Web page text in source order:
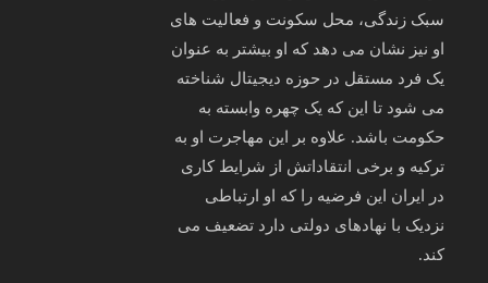
سبک زندگی، محل سکونت و فعالیت‌ های
او نیز نشان می‌ دهد که او بیشتر به‌ عنوان
یک فرد مستقل در حوزه دیجیتال شناخته
می‌ شود تا این که یک چهره وابسته به
حکومت باشد. علاوه بر این مهاجرت او به
ترکیه و برخی انتقاداتش از شرایط کاری
در ایران این فرضیه را که او ارتباطی
نزدیک با نهادهای دولتی دارد تضعیف می‌
کند.